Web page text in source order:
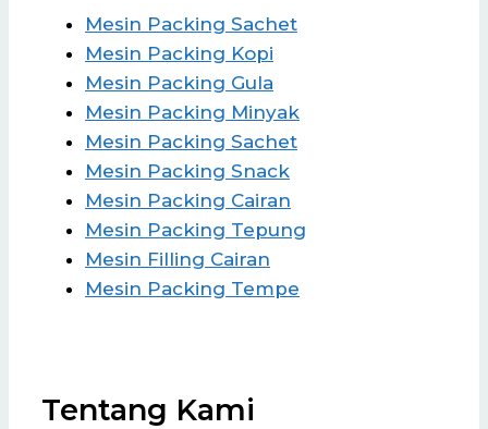
Mesin Packing Sachet
Mesin Packing Kopi
Mesin Packing Gula
Mesin Packing Minyak
Mesin Packing Sachet
Mesin Packing Snack
Mesin Packing Cairan
Mesin Packing Tepung
Mesin Filling Cairan
Mesin Packing Tempe
Tentang Kami